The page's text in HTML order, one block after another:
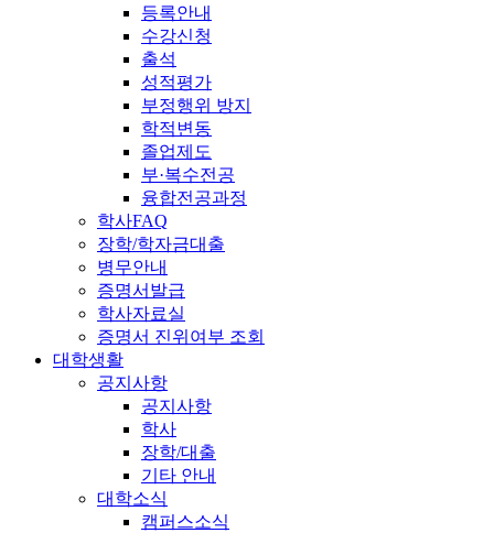
등록안내
수강신청
출석
성적평가
부정행위 방지
학적변동
졸업제도
부·복수전공
융합전공과정
학사FAQ
장학/학자금대출
병무안내
증명서발급
학사자료실
증명서 진위여부 조회
대학생활
공지사항
공지사항
학사
장학/대출
기타 안내
대학소식
캠퍼스소식